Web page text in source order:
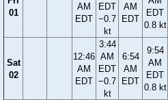
01
AM
EDT
EDT
−0.7
kt
AM
EDT
EDT
0.8 kt
Sat
02
12:46
AM
EDT
3:44
AM
EDT
−0.7
kt
6:54
AM
EDT
9:54
AM
EDT
0.8 kt